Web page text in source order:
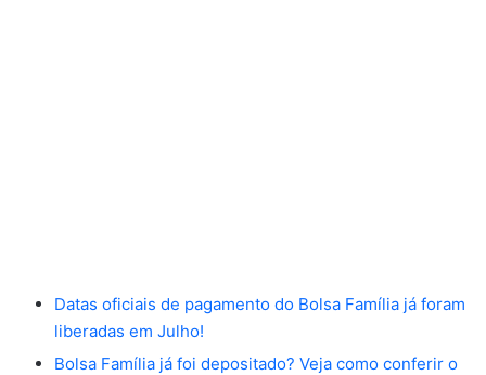
Datas oficiais de pagamento do Bolsa Família já foram
liberadas em Julho!
Bolsa Família já foi depositado? Veja como conferir o